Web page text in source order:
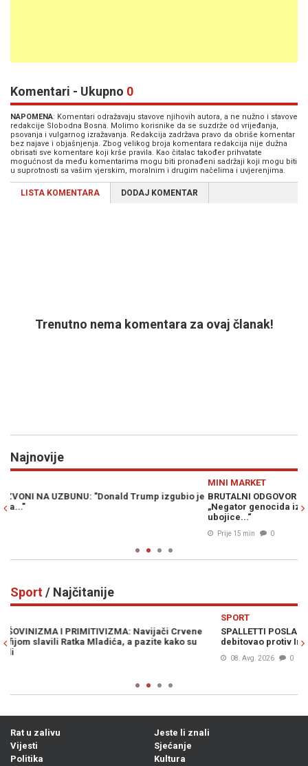
Komentari - Ukupno 0
NAPOMENA: Komentari odražavaju stavove njihovih autora, a ne nužno i stavove
redakcije Slobodna Bosna. Molimo korisnike da se suzdrže od vrijeđanja,
psovanja i vulgarnog izražavanja. Redakcija zadržava pravo da obriše komentar
bez najave i objašnjenja. Zbog velikog broja komentara redakcija nije dužna
obrisati sve komentare koji krše pravila. Kao čitalac također prihvatate
mogućnost da među komentarima mogu biti pronađeni sadržaji koji mogu biti
u suprotnosti sa vašim vjerskim, moralnim i drugim načelima i uvjerenjima.
LISTA KOMENTARA DODAJ KOMENTAR
Trenutno nema komentara za ovaj članak!
Najnovije
je BRUTALNI ODGOVOR KOJI JE DODIKA OSTAVIO BEZ TEKSTA:
„Negator genocida iz Laktaša hvali se da je prijatelj masovnog
Sport/ Najčitanije
SPALLETTI POSLAO BH. DRAGULJA NA TEREN: Alajbegović
debitovao protiv Intera
Rat u zalivu
Vijesti
Politika
Jeste li znali
Sjećanje
Kultura